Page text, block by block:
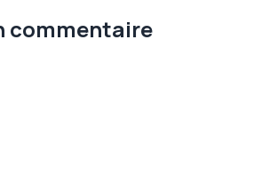
commentaire